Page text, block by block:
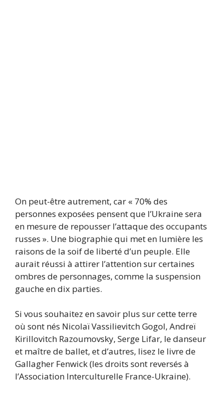
On peut-être autrement, car « 70% des
personnes exposées pensent que l’Ukraine sera
en mesure de repousser l’attaque des occupants
russes ». Une biographie qui met en lumière les
raisons de la soif de liberté d’un peuple. Elle
aurait réussi à attirer l’attention sur certaines
ombres de personnages, comme la suspension
gauche en dix parties.
Si vous souhaitez en savoir plus sur cette terre
où sont nés Nicolaï Vassilievitch Gogol, Andreï
Kirillovitch Razoumovsky, Serge Lifar, le danseur
et maître de ballet, et d’autres, lisez le livre de
Gallagher Fenwick (les droits sont reversés à
l’Association Interculturelle France-Ukraine).